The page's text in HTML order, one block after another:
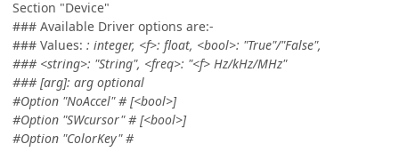
Section "Device"
### Available Driver options are:-
### Values: : integer, <f>: float, <bool>: "True"/"False",
### <string>: "String", <freq>: "<f> Hz/kHz/MHz"
### [arg]: arg optional
#Option "NoAccel" # [<bool>]
#Option "SWcursor" # [<bool>]
#Option "ColorKey" #